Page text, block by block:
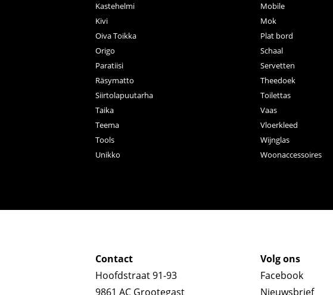
Kastehelmi
Kivi
Oiva Toikka
Origo
Paratiisi
Räsymatto
Siirtolapuutarha
Taika
Teema
Tools
Unikko
Mobile
Mok
Plat bord
Schaal
Servetten
Theedoek
Toilettas
Vaas
Vloerkleed
Wijnglas
Woonaccessoires
Contact
Hoofdstraat 91-93
9861 AC Grootegast
Volg ons
Facebook
Nieuwsbrief